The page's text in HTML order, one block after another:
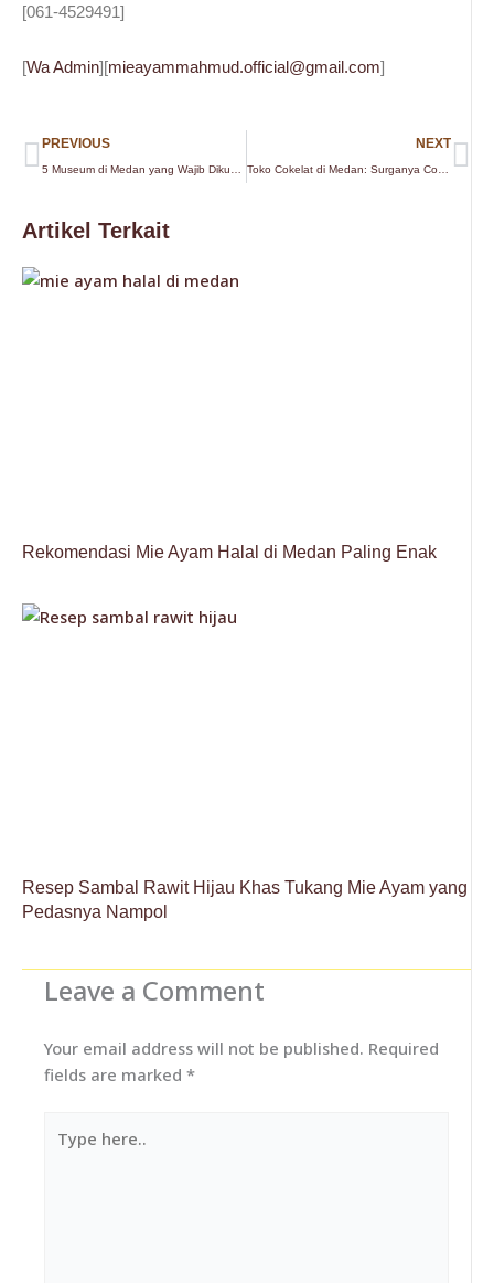
[061-4529491]
[Wa Admin][mieayammahmud.official@gmail.com]
Prev
PREVIOUS NEXT
Artikel Terkait
Rekomendasi Mie Ayam Halal di Medan Paling Enak
Resep Sambal Rawit Hijau Khas Tukang Mie Ayam yang
Pedasnya Nampol
Leave a Comment
Your email address will not be published. Required
fields are marked *
here..